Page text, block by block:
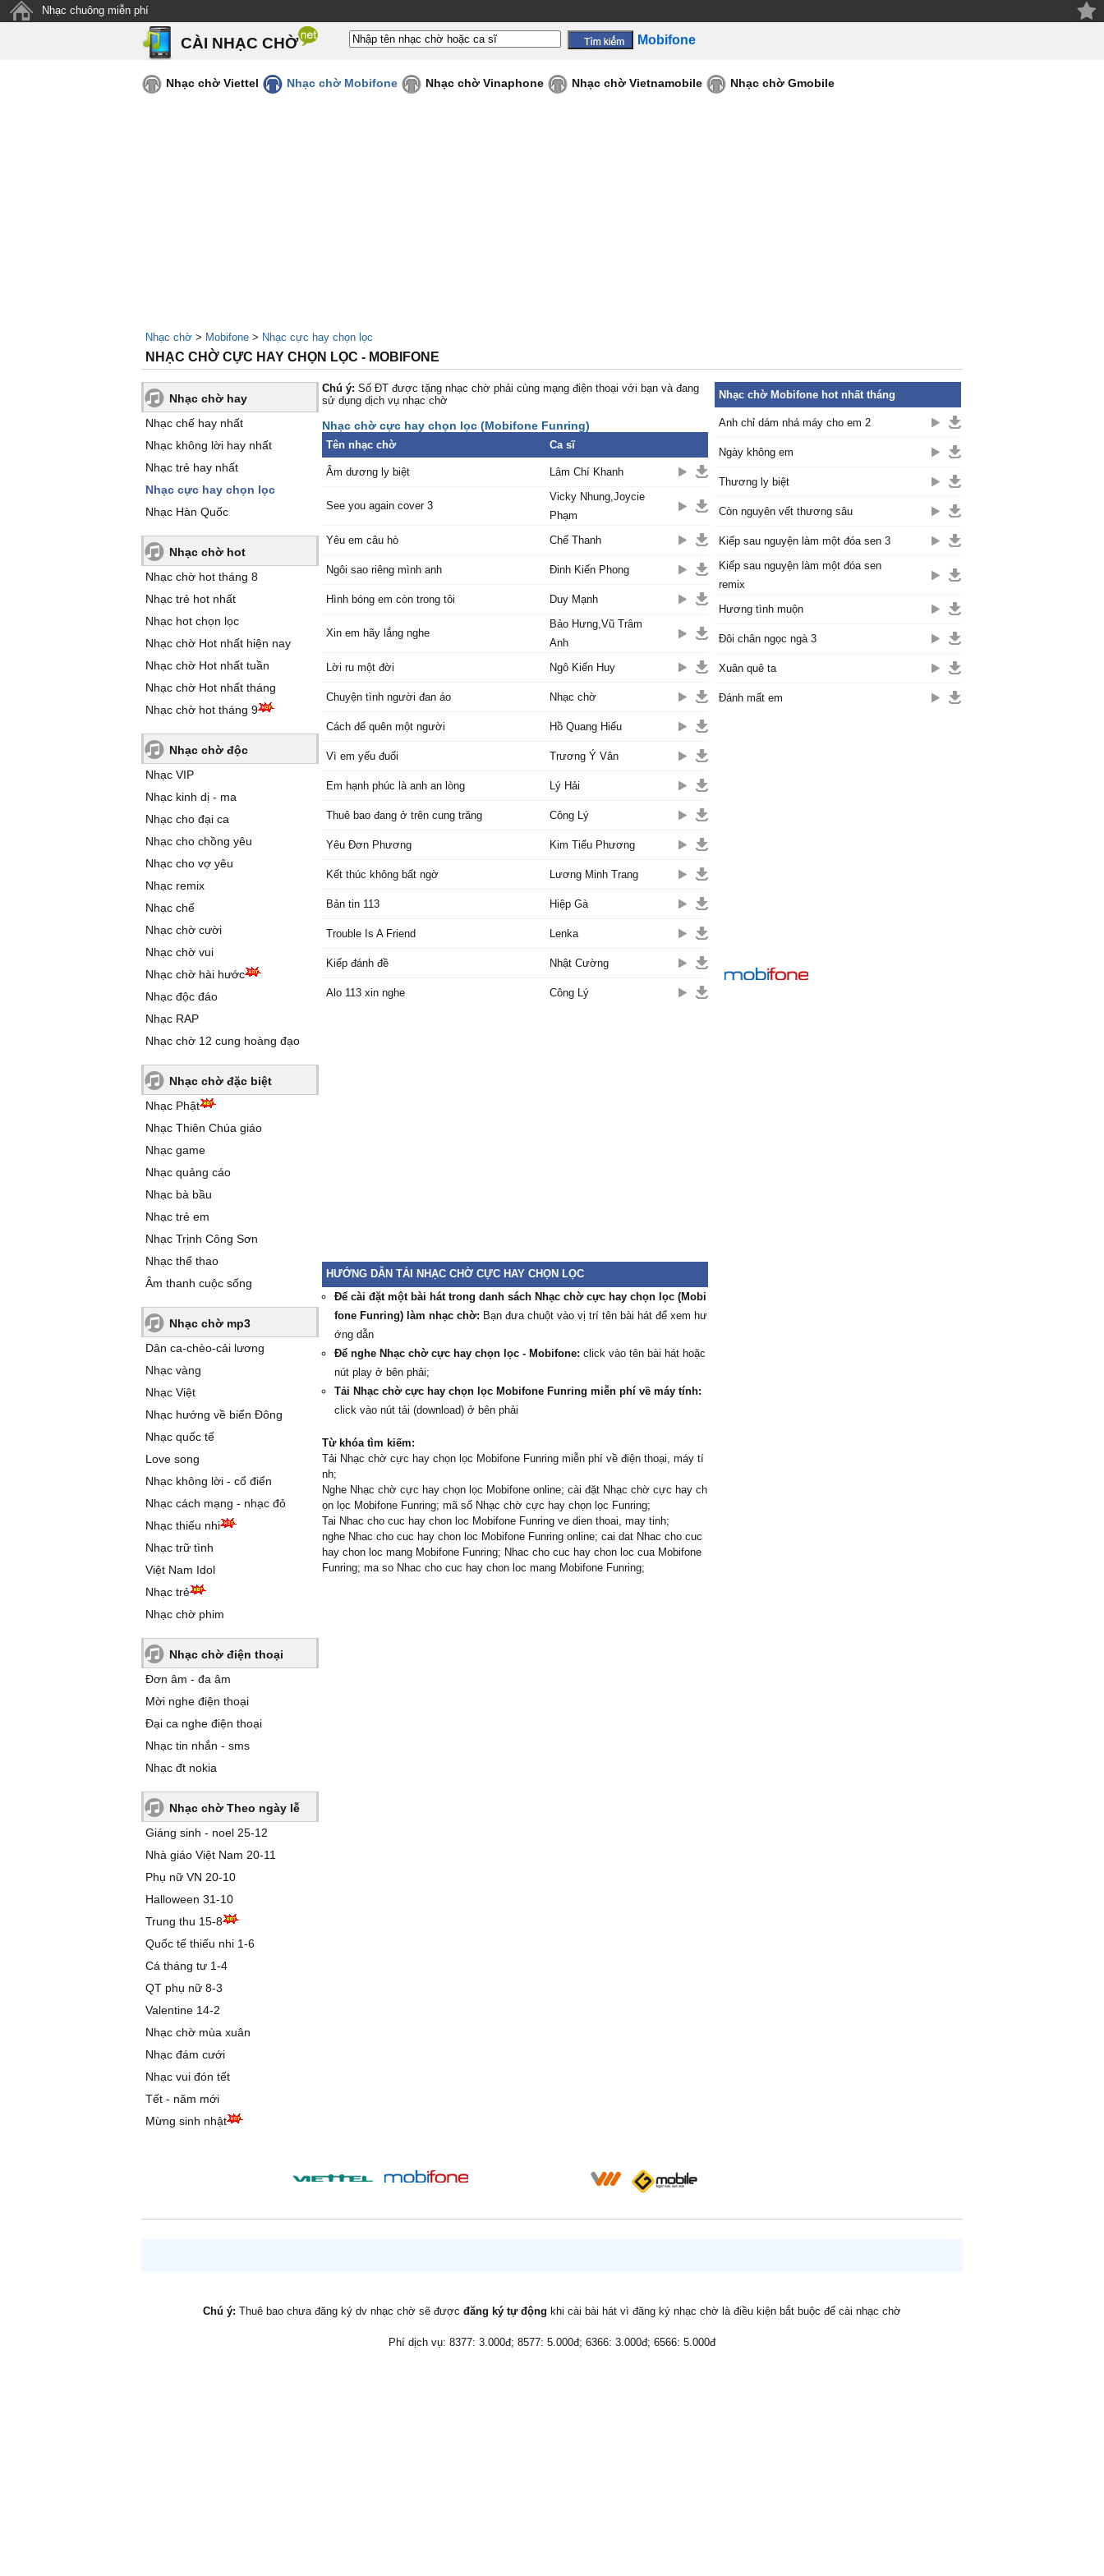
Nhạc chuông miễn phí
CÀI NHẠC CHỜ Mobifone
Nhạc chờ Viettel Nhạc chờ Mobifone Nhạc chờ Vinaphone Nhạc chờ Vietnamobile Nhạc chờ Gmobile
Nhạc chờ > Mobifone > Nhạc cực hay chọn lọc
NHẠC CHỜ CỰC HAY CHỌN LỌC - MOBIFONE
Nhạc chờ hay
Nhạc chế hay nhất
Nhạc không lời hay nhất
Nhạc trẻ hay nhất
Nhạc cực hay chọn lọc
Nhạc Hàn Quốc
Nhạc chờ hot
Nhạc chờ hot tháng 8
Nhạc trẻ hot nhất
Nhạc hot chọn lọc
Nhạc chờ Hot nhất hiện nay
Nhạc chờ Hot nhất tuần
Nhạc chờ Hot nhất tháng
Nhạc chờ hot tháng 9
Nhạc chờ độc
Nhạc VIP
Nhạc kinh dị - ma
Nhạc cho đại ca
Nhạc cho chồng yêu
Nhạc cho vợ yêu
Nhạc remix
Nhạc chế
Nhạc chờ cười
Nhạc chờ vui
Nhạc chờ hài hước
Nhạc độc đáo
Nhạc RAP
Nhạc chờ 12 cung hoàng đạo
Nhạc chờ đặc biệt
Nhạc Phật
Nhạc Thiên Chúa giáo
Nhạc game
Nhạc quảng cáo
Nhạc bà bầu
Nhạc trẻ em
Nhạc Trịnh Công Sơn
Nhạc thể thao
Âm thanh cuộc sống
Nhạc chờ mp3
Dân ca-chèo-cải lương
Nhạc vàng
Nhạc Việt
Nhạc hướng về biển Đông
Nhạc quốc tế
Love song
Nhạc không lời - cổ điển
Nhạc cách mạng - nhạc đỏ
Nhạc thiếu nhi
Nhạc trữ tình
Việt Nam Idol
Nhạc trẻ
Nhạc chờ phim
Nhạc chờ điện thoại
Đơn âm - đa âm
Mời nghe điện thoại
Đại ca nghe điện thoại
Nhạc tin nhắn - sms
Nhạc đt nokia
Nhạc chờ Theo ngày lễ
Giáng sinh - noel 25-12
Nhà giáo Việt Nam 20-11
Phụ nữ VN 20-10
Halloween 31-10
Trung thu 15-8
Quốc tế thiếu nhi 1-6
Cá tháng tư 1-4
QT phụ nữ 8-3
Valentine 14-2
Nhạc chờ mùa xuân
Nhạc đám cưới
Nhạc vui đón tết
Tết - năm mới
Mừng sinh nhật
Chú ý: Số ĐT được tặng nhạc chờ phải cùng mạng điện thoại với bạn và đang
sử dụng dịch vụ nhạc chờ
Nhạc chờ cực hay chọn lọc (Mobifone Funring)
Tên nhạc chờ Ca sĩ
Âm dương ly biệt Lâm Chí Khanh
See you again cover 3
Vicky Nhung,Joycie
Phạm
Yêu em câu hò
Chế Thanh
Ngôi sao riêng mình anh Đinh Kiến Phong
Hình bóng em còn trong tôi Duy Mạnh
Xin em hãy lắng nghe
Bảo Hưng,Vũ Trâm
Anh
Lời ru một đời
Ngô Kiến Huy
Chuyện tình người đan áo Nhạc chờ
Cách để quên một người Hồ Quang Hiếu
Vì em yếu đuối Trương Ý Vân
Em hạnh phúc là anh an lòng Lý Hải
Thuê bao đang ở trên cung trăng Công Lý
Yêu Đơn Phương Kim Tiểu Phương
Kết thúc không bất ngờ Lương Minh Trang
Bản tin 113 Hiệp Gà
Trouble Is A Friend Lenka
Kiếp đánh đề Nhật Cường
Alo 113 xin nghe Công Lý
HƯỚNG DẪN TẢI NHẠC CHỜ CỰC HAY CHỌN LỌC
Để cài đặt một bài hát trong danh sách Nhạc chờ cực hay chọn lọc (Mobi
fone Funring) làm nhạc chờ: Bạn đưa chuột vào vị trí tên bài hát để xem hư
ớng dẫn
Để nghe Nhạc chờ cực hay chọn lọc - Mobifone: click vào tên bài hát hoặc
nút play ở bên phải;
Tải Nhạc chờ cực hay chọn lọc Mobifone Funring miễn phí về máy tính:
click vào nút tải (download) ở bên phải
Từ khóa tìm kiếm:
Tải Nhạc chờ cực hay chọn lọc Mobifone Funring miễn phí về điện thoại, máy tí
nh;
Nghe Nhạc chờ cực hay chọn lọc Mobifone online; cài đặt Nhạc chờ cực hay ch
ọn lọc Mobifone Funring; mã số Nhạc chờ cực hay chọn lọc Funring;
Tai Nhac cho cuc hay chon loc Mobifone Funring ve dien thoai, may tinh;
nghe Nhac cho cuc hay chon loc Mobifone Funring online; cai dat Nhac cho cuc
hay chon loc mang Mobifone Funring; Nhac cho cuc hay chon loc cua Mobifone
Funring; ma so Nhac cho cuc hay chon loc mang Mobifone Funring;
Nhạc chờ Mobifone hot nhất tháng
Anh chỉ dám nhá máy cho em 2
Ngày không em
Thương ly biệt
Còn nguyên vết thương sâu
Kiếp sau nguyện làm một đóa sen 3
Kiếp sau nguyện làm một đóa sen
remix
Hương tình muộn
Đôi chân ngọc ngà 3
Xuân quê ta
Đánh mất em
Chú ý: Thuê bao chưa đăng ký dv nhạc chờ sẽ được đăng ký tự động khi cài bài hát vì đăng ký nhạc chờ là điều kiện bắt buộc để cài nhạc chờ
Phí dịch vụ: 8377: 3.000đ; 8577: 5.000đ; 6366: 3.000đ; 6566: 5.000đ